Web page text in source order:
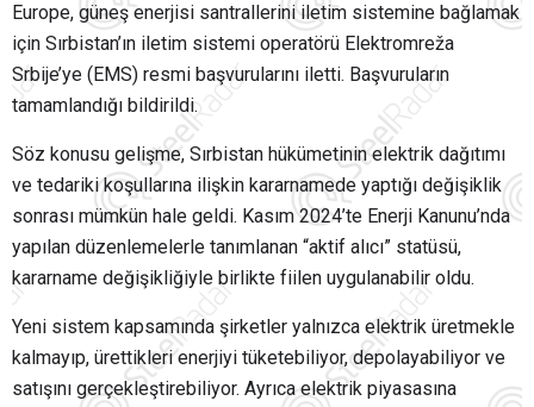
Europe, güneş enerjisi santrallerini iletim sistemine bağlamak
için Sırbistan’ın iletim sistemi operatörü Elektromreža
Srbije’ye (EMS) resmi başvurularını iletti. Başvuruların
tamamlandığı bildirildi.
Söz konusu gelişme, Sırbistan hükümetinin elektrik dağıtımı
ve tedariki koşullarına ilişkin kararnamede yaptığı değişiklik
sonrası mümkün hale geldi. Kasım 2024’te Enerji Kanunu’nda
yapılan düzenlemelerle tanımlanan “aktif alıcı” statüsü,
kararname değişikliğiyle birlikte fiilen uygulanabilir oldu.
Yeni sistem kapsamında şirketler yalnızca elektrik üretmekle
kalmayıp, ürettikleri enerjiyi tüketebiliyor, depolayabiliyor ve
satışını gerçekleştirebiliyor. Ayrıca elektrik piyasasına